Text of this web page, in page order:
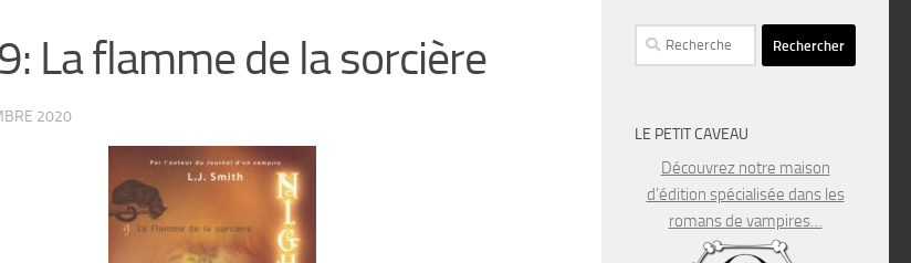
La flamme de la sorcière
2020
Rechercher :
LE PETIT CAVEAU
Découvrez notre maison
d’édition spécialisée dans les
romans de vampires…